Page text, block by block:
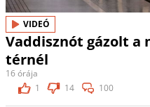
VIDEÓ
Vaddisznót gázolt a
térnél
16 órája
1
14 100